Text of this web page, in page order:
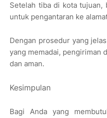
Setelah tiba di kota tujuan,
untuk pengantaran ke
Dengan prosedur yang
yang memadai, pengiriman
dan aman.
Kesimpulan
Bagi Anda yang